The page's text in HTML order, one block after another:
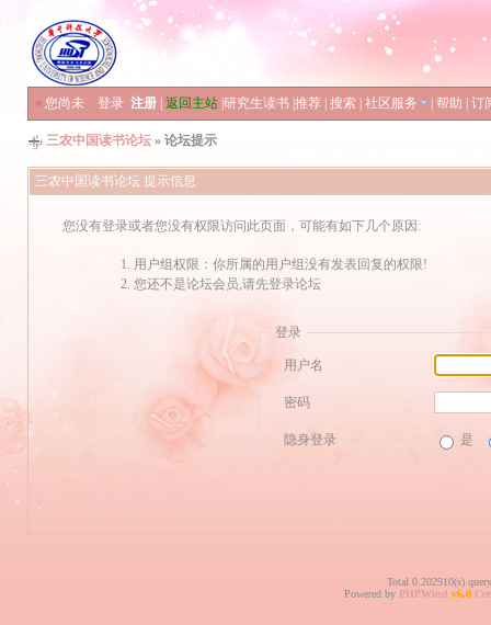
» 您尚未 登录 注册 返回主站 研究生读书 推荐 搜索 社区服务 帮助 订
三农中国读书论坛 » 论坛提示
三农中国读书论坛 提示信息
您没有登录或者您没有权限访问此页面，可能有如下几个原因:
用户组权限：你所属的用户组没有发表回复的权限!
您还不是论坛会员,请先登录论坛
登录
用户名
密码
隐身登录 是
Total 0.202910(s)
Powered by PHPWind v6.0